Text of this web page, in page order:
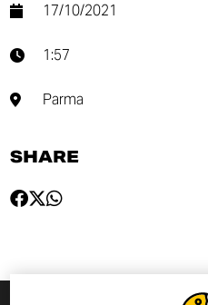
17/10/2021
1:57
Parma
SHARE